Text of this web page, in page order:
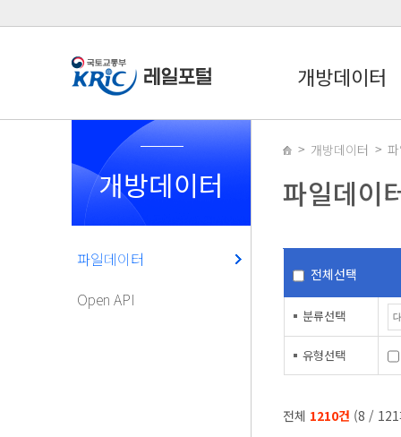
개방데이터
개방데이터
파일데이터
Open API
개방데이터
파일데이
전체선택
분류선택
유형선택
전체 1210건 (8 / 121